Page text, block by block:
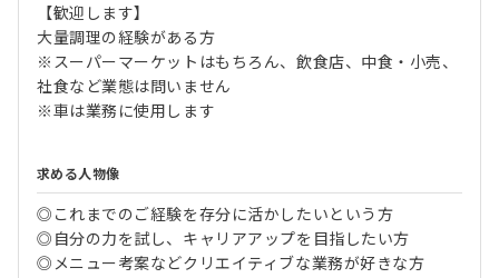
【歓迎します】
大量調理の経験がある方
※スーパーマーケットはもちろん、飲食店、中食・小売、
社食など業態は問いません
※車は業務に使用します
求める人物像
◎これまでのご経験を存分に活かしたいという方
◎自分の力を試し、キャリアアップを目指したい方
◎メニュー考案などクリエイティブな業務が好きな方